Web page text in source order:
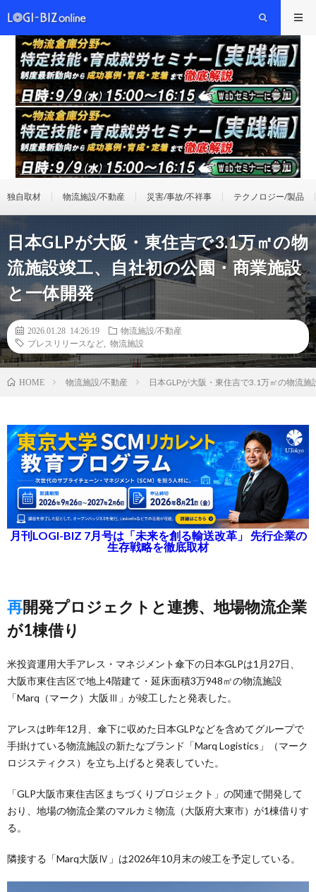
独自取材 物流施設/不動産 災害/事故/不祥事 テクノロジー/製品
日本GLPが大阪・東住吉で3.1万㎡の物
流施設竣工、自社初の公園・商業施設
と一体開発
2026.01.28 14:26:19
物流施設/不動産
プレスリリースなど
物流施設
HOME 物流施設/不動産 日本GLPが大阪・東住吉で3.1万㎡の物流
月刊LOGI-BIZ 7月号は「未来を創る輸送改革」 先行企業の
生存戦略を徹底取材
再開発プロジェクトと連携、地場物流企業
が1棟借り
米投資運用大手アレス・マネジメント傘下の日本GLPは1月27日、
大阪市東住吉区で地上4階建て・延床面積3万948㎡の物流施設
「Marq（マーク）大阪Ⅲ」が竣工したと発表した。
アレスは昨年12月、傘下に収めた日本GLPなどを含めてグループで
手掛けている物流施設の新たなブランド「Marq Logistics」（マーク
ロジスティクス）を立ち上げると発表していた。
「GLP大阪市東住吉区まちづくりプロジェクト」の関連で開発して
おり、地場の物流企業のマルカミ物流（大阪府大東市）が1棟借りす
る。
隣接する「Marq大阪Ⅳ」は2026年10月末の竣工を予定している。